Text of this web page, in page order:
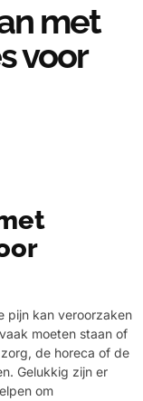
met
voor
pijn kan veroorzaken
moeten staan of
de horeca of de
Gelukkig zijn er
om